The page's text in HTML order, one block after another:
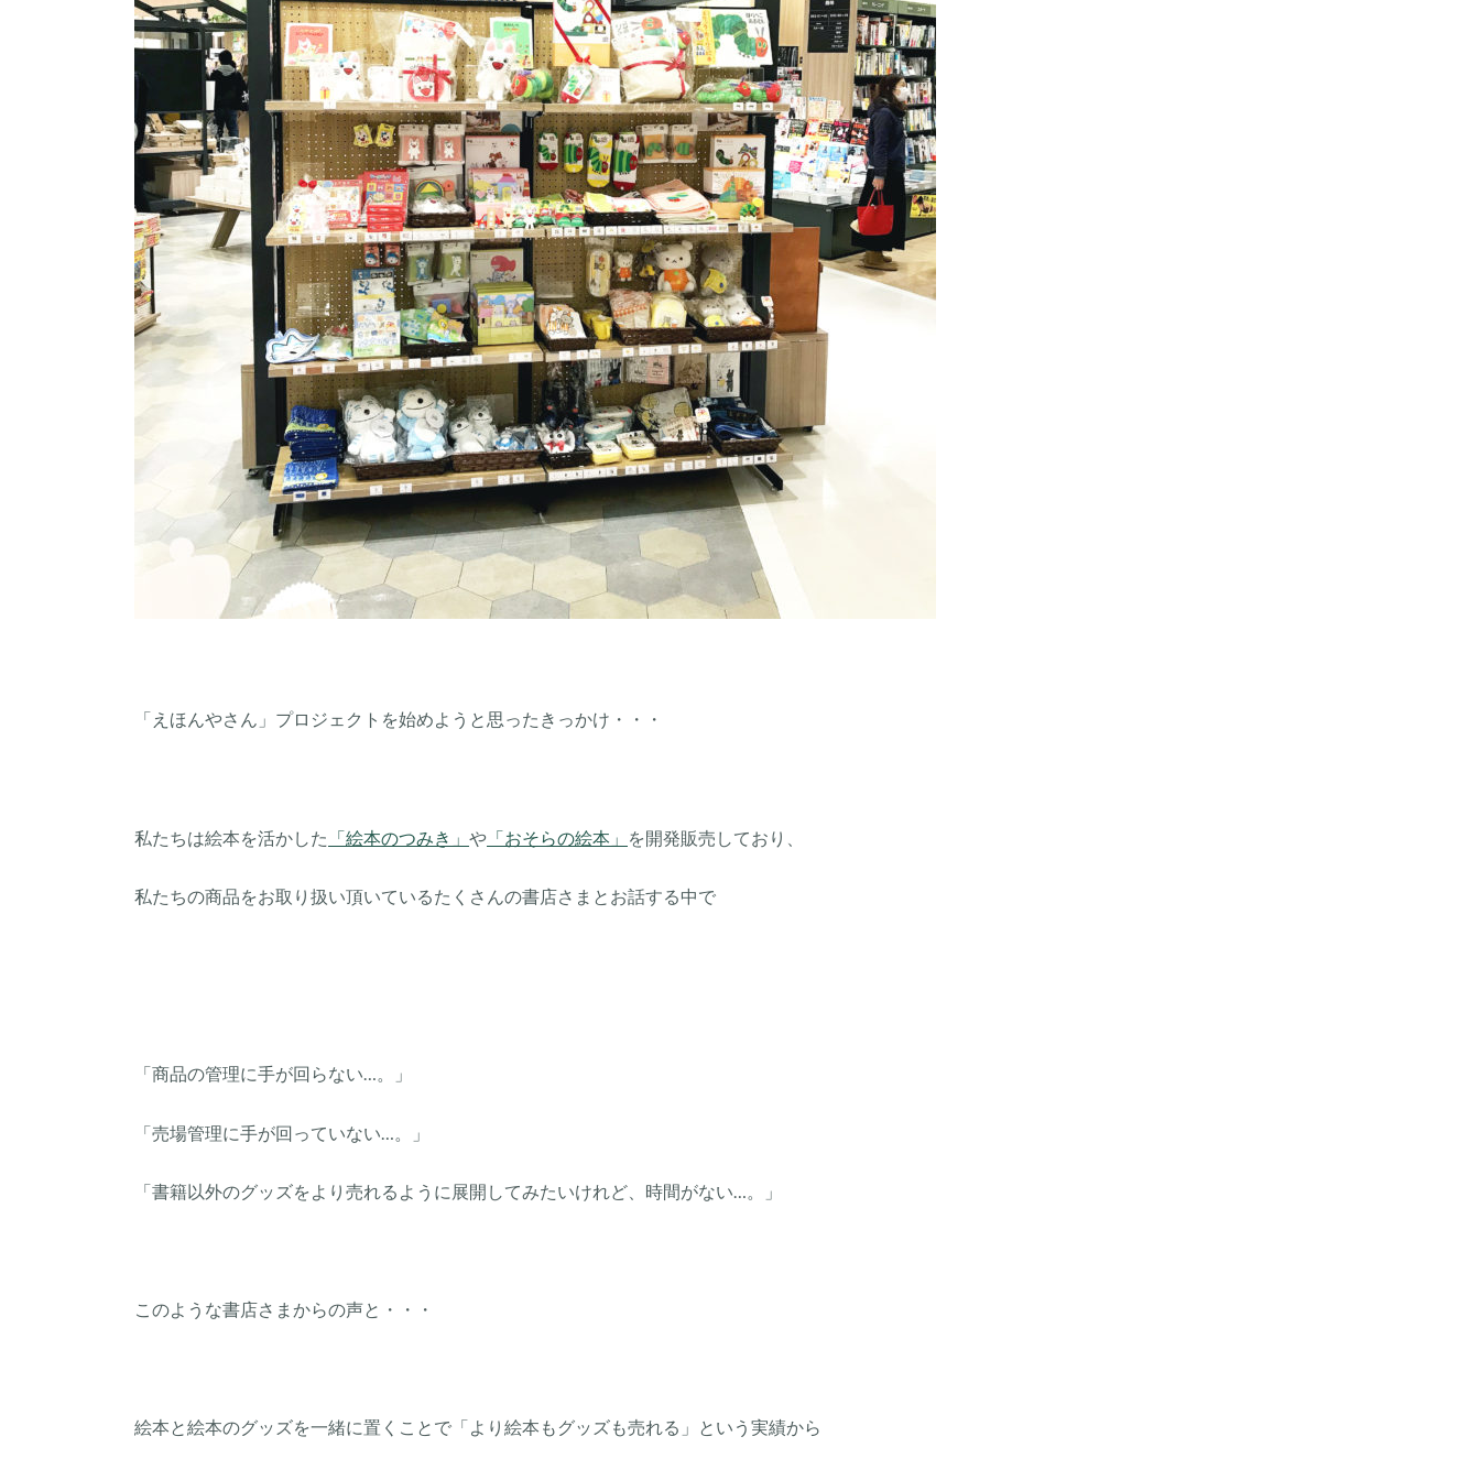
「えほんやさん」プロジェクトを始めようと思ったきっかけ・・・
私たちは絵本を活かした 「絵本のつみき」 や 「おそらの絵本」 を開発販売しており、
私たちの商品をお取り扱い頂いているたくさんの書店さまとお話する中で
「商品の管理に手が回らない…。」
「売場管理に手が回っていない…。」
「書籍以外のグッズをより売れるように展開してみたいけれど、時間がない…。」
このような書店さまからの声と・・・
絵本と絵本のグッズを一緒に置くことで「より絵本もグッズも売れる」という実績から